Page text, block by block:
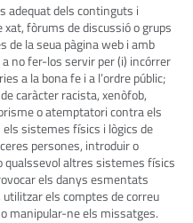
adequat dels continguts i
fòrums de discussió o grups
de la seua pàgina web i amb
no fer-los servir per (i) incórrer
a la bona fe i a l’ordre públic;
caràcter racista, xenòfob,
o atemptatori contra els
sistemes físics i lògics de
persones, introduir o
altres sistemes físics
els danys esmentats
els comptes de correu
manipular-ne els missatges.